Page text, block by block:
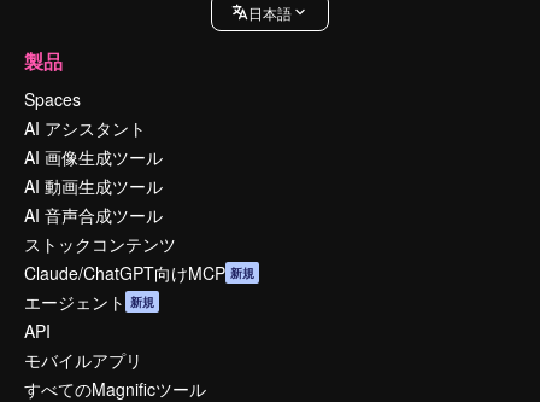
日本語
製品
Spaces
AI アシスタント
AI 画像生成ツール
AI 動画生成ツール
AI 音声合成ツール
ストックコンテンツ
Claude/ChatGPT向けMCP 新規
エージェント 新規
API
モバイルアプリ
すべてのMagnificツール